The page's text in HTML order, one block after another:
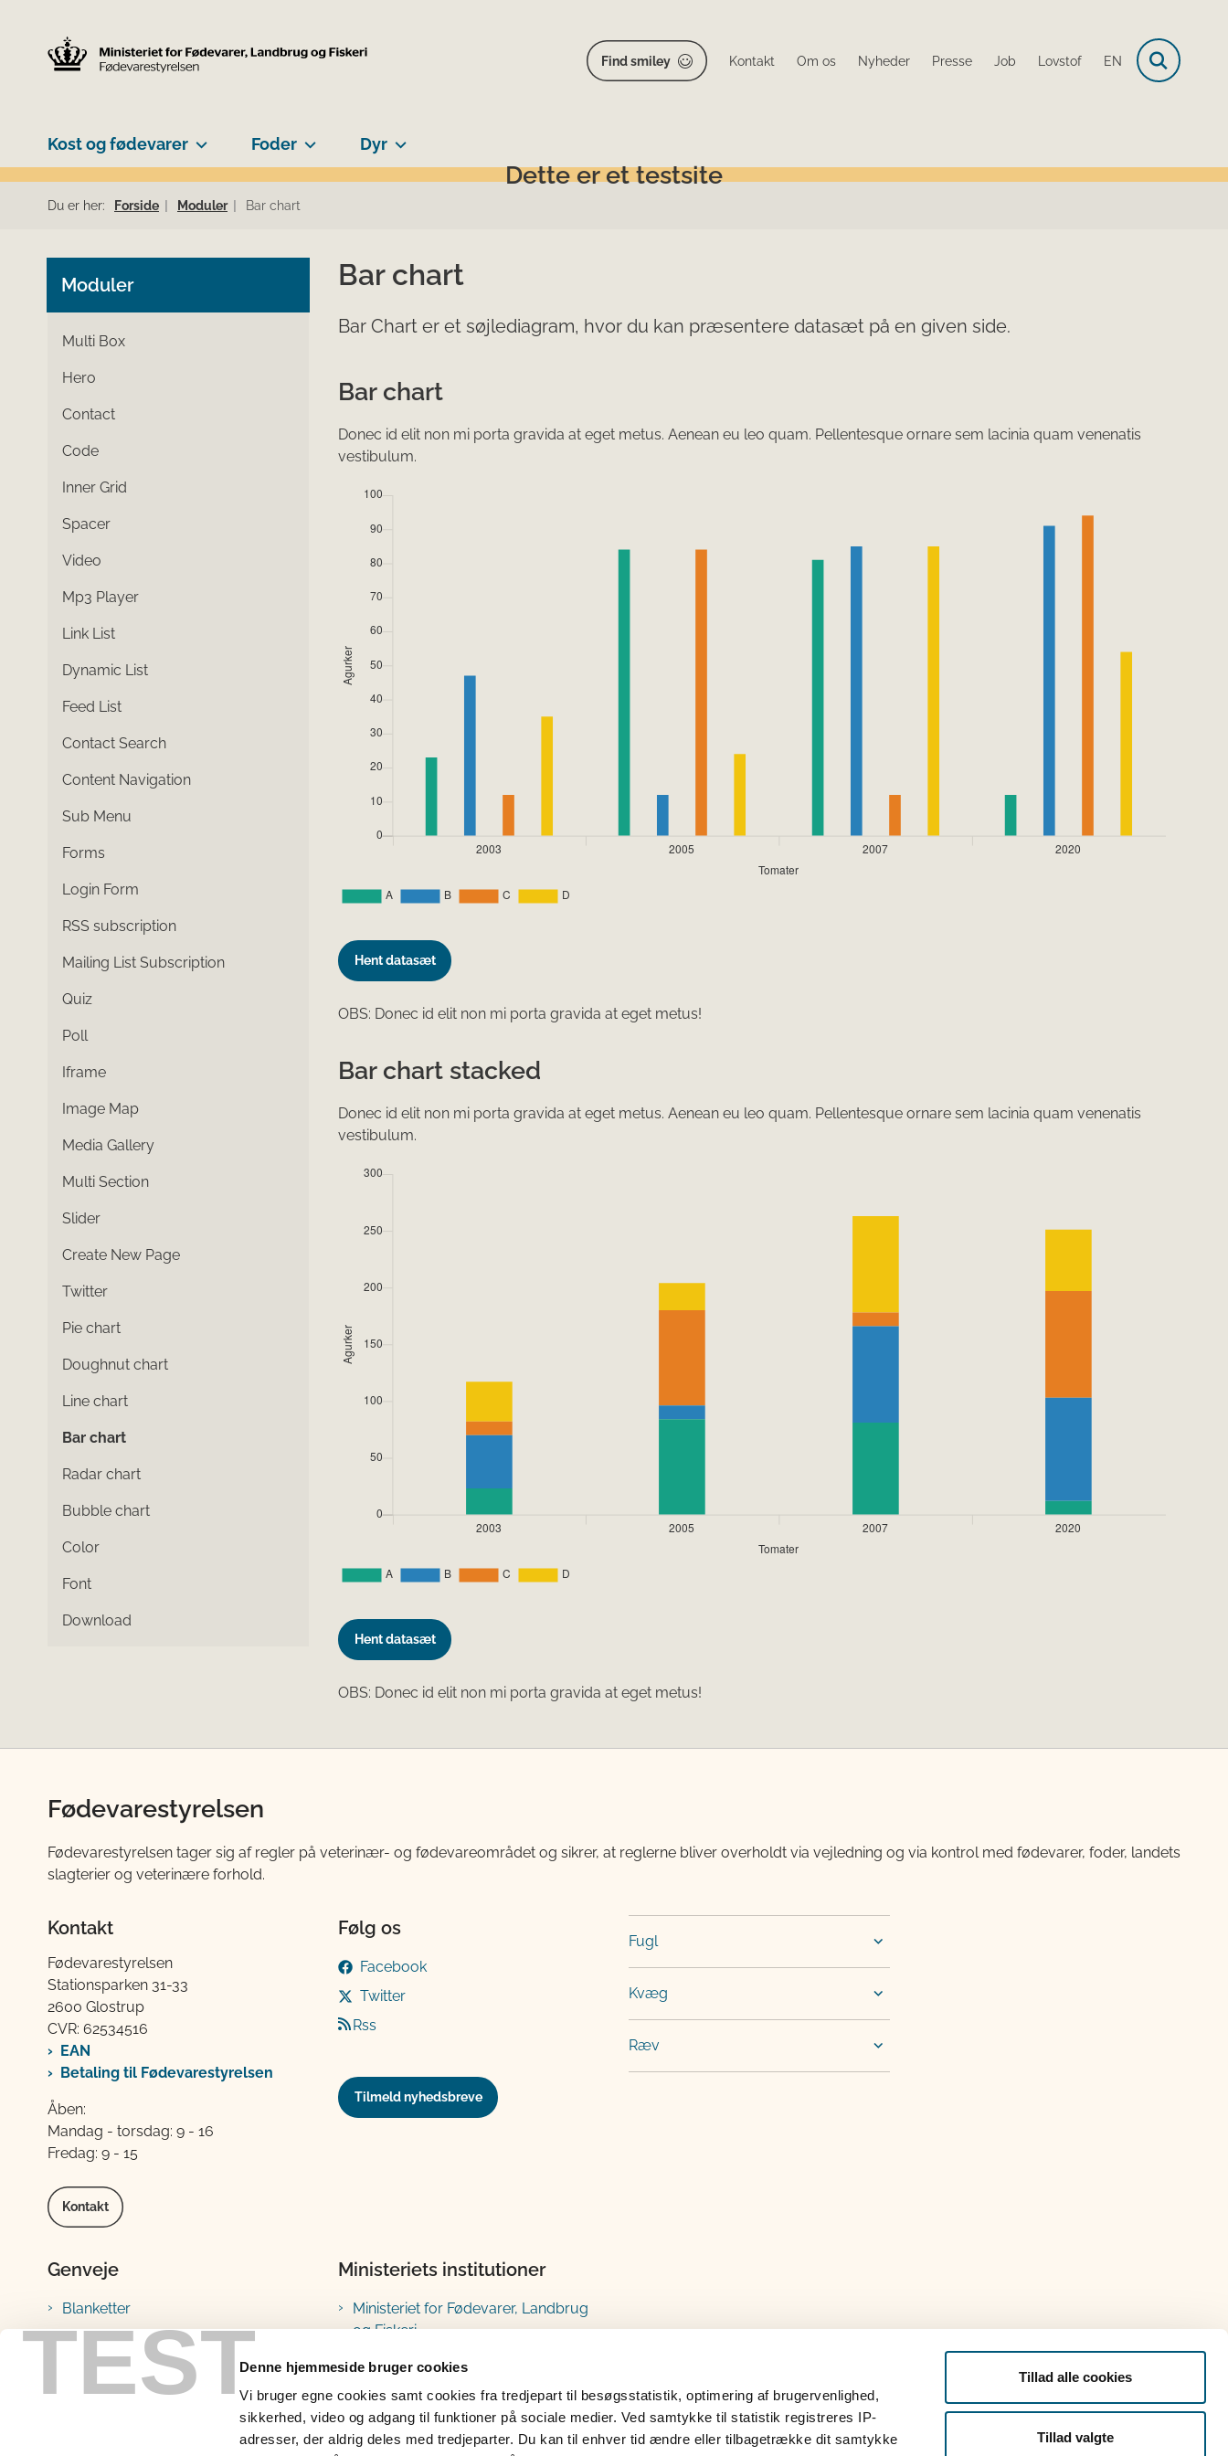
TESTDenne hjemmeside bruger cookies
Vi bruger egne cookies samt cookies fra tredjepart til besøgsstatistik, optimering af brugervenlighed,
sikkerhed, video og adgang til funktioner på sociale medier. Ved samtykke til statistik registreres IP-
adresser, der aldrig deles med tredjeparter. Du kan til enhver tid ændre eller tilbagetrække dit samtykke
Tillad alle cookies
Tillad valgte
Find smiley Kontakt Om os Nyheder Presse Job Lovstof EN
Kost og fødevarer Foder Dyr
Dette er et testsite
Du er her: Forside Moduler Bar chart
Moduler
Multi Box
Hero
Contact
Code
Inner Grid
Spacer
Video
Mp3 Player
Link List
Dynamic List
Feed List
Contact Search
Content Navigation
Sub Menu
Forms
Login Form
RSS subscription
Mailing List Subscription
Quiz
Poll
Iframe
Image Map
Media Gallery
Multi Section
Slider
Create New Page
Twitter
Pie chart
Doughnut chart
Line chart
Bar chart
Radar chart
Bubble chart
Color
Font
Download
Bar chart
Bar Chart er et søjlediagram, hvor du kan præsentere datasæt på en given side.
Bar chart
Donec id elit non mi porta gravida at eget metus. Aenean eu leo quam. Pellentesque ornare sem lacinia quam venenatis
vestibulum.
Hent datasæt
OBS: Donec id elit non mi porta gravida at eget metus!
Bar chart stacked
Donec id elit non mi porta gravida at eget metus. Aenean eu leo quam. Pellentesque ornare sem lacinia quam venenatis
vestibulum.
Hent datasæt
OBS: Donec id elit non mi porta gravida at eget metus!
Fødevarestyrelsen
Fødevarestyrelsen tager sig af regler på veterinær- og fødevareområdet og sikrer, at reglerne bliver overholdt via vejledning og via kontrol med fødevarer, foder, landets
slagterier og veterinære forhold.
Kontakt
Fødevarestyrelsen
Stationsparken 31-33
2600 Glostrup
CVR: 62534516
EAN
Betaling til Fødevarestyrelsen
Åben:
Mandag - torsdag: 9 - 16
Fredag: 9 - 15
Kontakt
Følg os
Facebook
Twitter
Rss
Tilmeld nyhedsbreve
Fugl
Kvæg
Ræv
Genveje
Blanketter
Vejledninger
Lovstof
Prøveresultater
Ministeriets institutioner
Ministeriet for Fødevarer, Landbrug
og Fiskeri
Fødevarestyrelsen
Landbrugsstyrelsen
Fiskeristyrelsen